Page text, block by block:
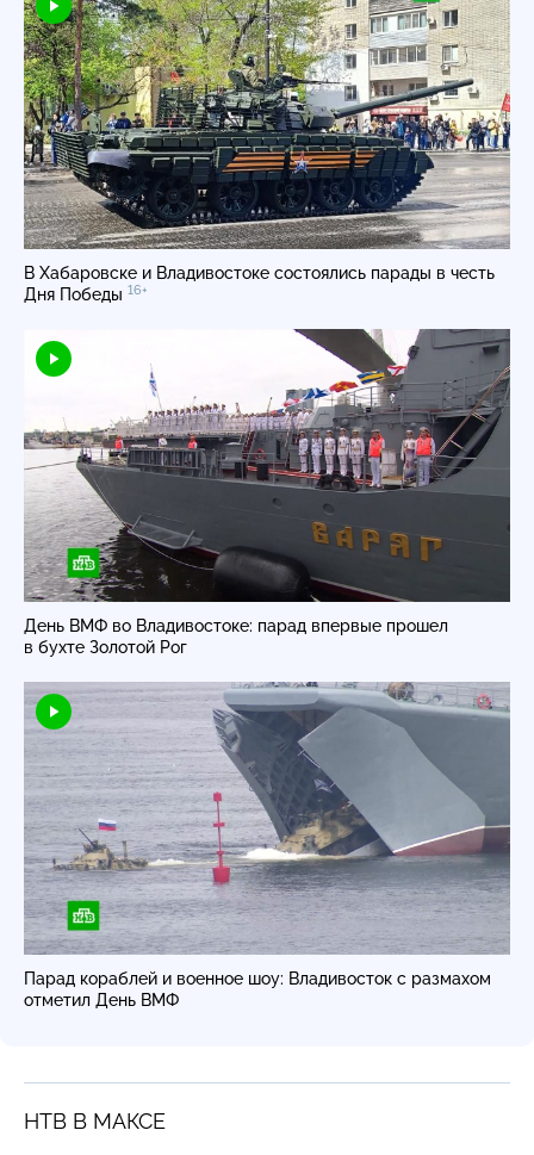
В Хабаровске и Владивостоке состоялись парады в честь
Дня Победы 16+
День ВМФ во Владивостоке: парад впервые прошел
в бухте Золотой Рог
Парад кораблей и военное шоу: Владивосток с размахом
отметил День ВМФ
НТВ В МАКСЕ